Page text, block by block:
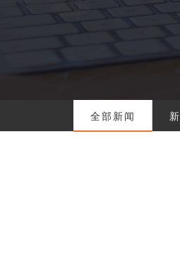
全部新闻